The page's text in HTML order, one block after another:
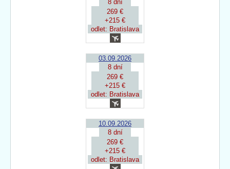
8 dní
269 €
+215 €
odlet: Bratislava
03.09.2026
8 dní
269 €
+215 €
odlet: Bratislava
10.09.2026
8 dní
269 €
+215 €
odlet: Bratislava